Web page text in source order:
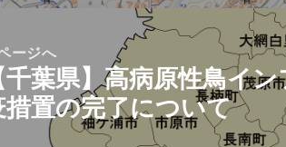
ージへ
千葉県】高病原性鳥イ
措置の完了について